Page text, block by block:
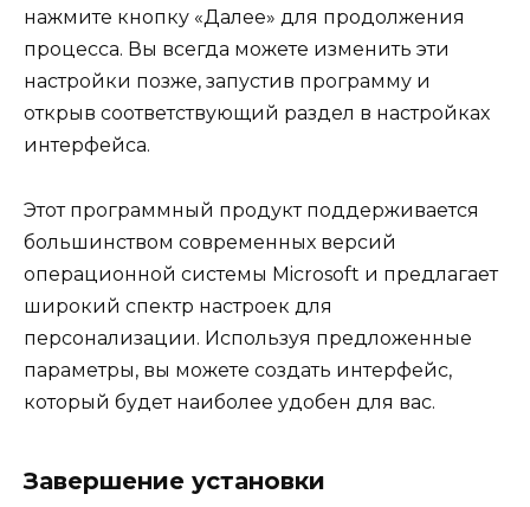
нажмите кнопку «Далее» для продолжения
процесса. Вы всегда можете изменить эти
настройки позже, запустив программу и
открыв соответствующий раздел в настройках
интерфейса.
Этот программный продукт поддерживается
большинством современных версий
операционной системы Microsoft и предлагает
широкий спектр настроек для
персонализации. Используя предложенные
параметры, вы можете создать интерфейс,
который будет наиболее удобен для вас.
Завершение установки